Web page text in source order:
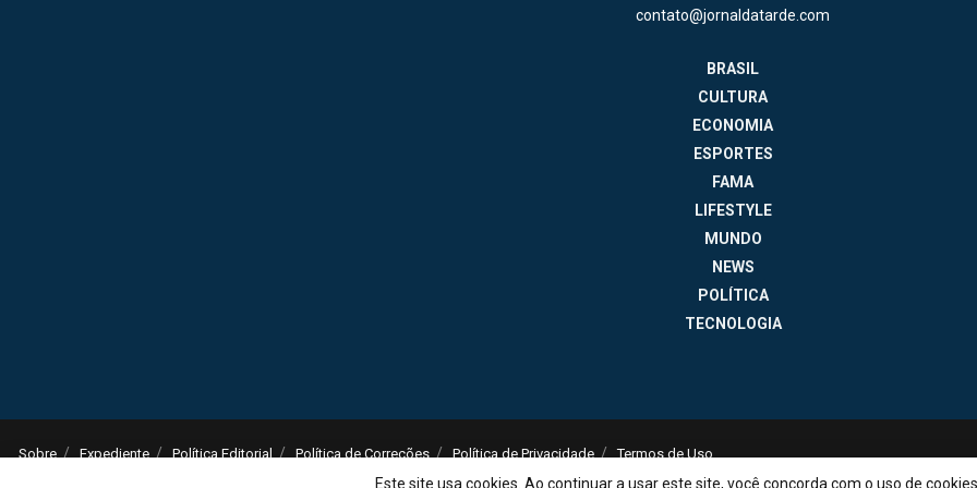
contato@jornaldatarde.com
BRASIL
CULTURA
ECONOMIA
ESPORTES
FAMA
LIFESTYLE
MUNDO
NEWS
POLÍTICA
TECNOLOGIA
Sobre Expediente Política Editorial Política de Correções Política de Privacidade Termos de Uso
- Notícias do Brasil e do mundo - ISSN: 1516-294X - contato@jornaldatarde.com
Este site usa cookies. Ao continuar a usar este site, você concorda com o uso de cookies.